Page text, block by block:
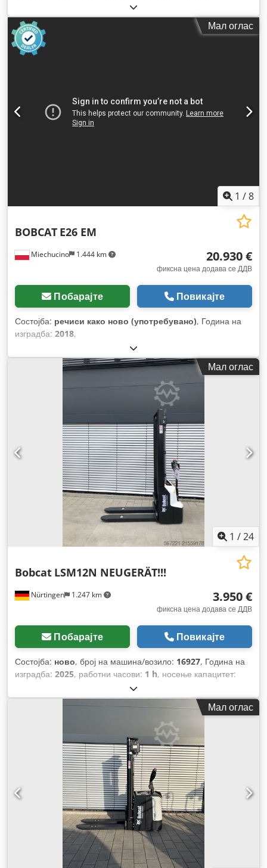
Мал оглас
1 /8
Miechucino 1.444 km
BOBCAT E26 EM
20.930 €
фиксна цена додава се ДДВ
Побарајте Повикајте
Состојба: речиси како ново (употребувано), Година на
изградба: 2018,
Мал оглас
1 /24
Nürtingen 1.247 km
Bobcat LSM12N NEUGERÄT!!!
3.950 €
фиксна цена додава се ДДВ
Побарајте Повикајте
Состојба: ново, број на машина/возило: 16927, Година на
изградба: 2025, работни часови: 1 h, носење капацитет:
, висина на подигнување:
товарот:600 мм, тип на гориво:електричен, тип на јарбол:
2.280 мм , напон на
, должина на вилушките:
Мал оглас